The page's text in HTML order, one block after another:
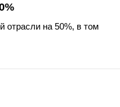
отрасли на 50%, в том